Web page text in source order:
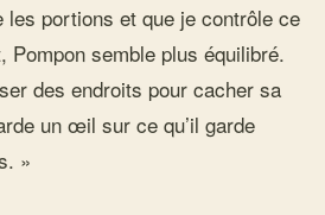
les portions et que je contrôle ce
Pompon semble plus équilibré.
des endroits pour cacher sa
un œil sur ce qu’il garde
»